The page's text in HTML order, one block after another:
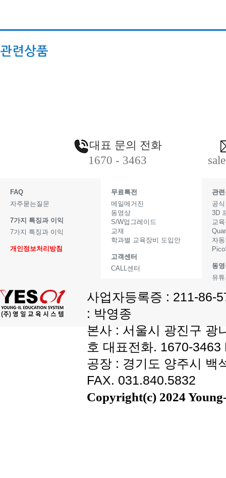
관련상품
대표 문의 전화
1670 - 3463
FAQ
자주묻는질문
7가지 특징과 이익
7가지 특징과 이익
개인정보처리방침
무료특전
메일메거진
동영상
S/W업그레이드
교재
학과별 교육장비 도입안
고객센터
CALL센터
관
공
3D
교
자
동
유
사업자등록증 : 211-86-
: 박영종
본사 : 서울시 광진구 광
호 대표전화. 1670-
공장 : 경기도 양주시 백
FAX. 031.840.5832
Copyright(c) 2024